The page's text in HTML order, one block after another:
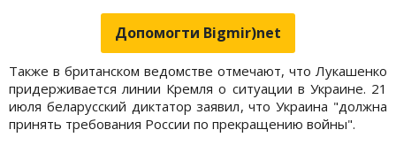
Допомогти Bigmir)net
Также в британском ведомстве отмечают, что Лукашенко
придерживается линии Кремля о ситуации в Украине. 21
июля беларусский диктатор заявил, что Украина "должна
принять требования России по прекращению войны".